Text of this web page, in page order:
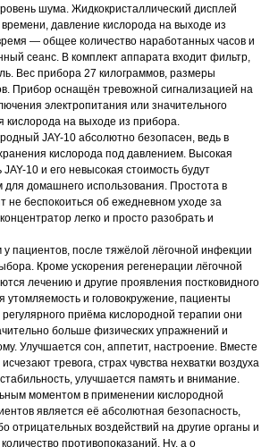
шума. Жидкокристаллический дисплей
давление кислорода на выходе из
— общее количество наработанных часов и
сеанс. В комплект аппарата входит фильтр,
Вес прибора 27 килограммов, размеры
Прибор оснащён тревожной сигнализацией на
электропитания или значительного
кислорода на выходе из прибора.
JAY-10 абсолютно безопасен, ведь в
кислорода под давлением. Высокая
10 и его невысокая стоимость будут
домашнего использования. Простота в
не беспокоиться об ежедневном уходе за
легко и просто разобрать и
пациентов, после тяжёлой лёгочной инфекции
Кроме ускорения регенерации лёгочной
лечению и другие проявления постковидного
утомляемость и головокружение, пациенты
приёма кислородной терапии они
больше физических упражнений и
Улучшается сон, аппетит, настроение. Вместе
тревога, страх чувства нехватки воздуха
улучшается память и внимание.
моментом в применении кислородной
является её абсолютная безопасность,
отрицательных воздействий на другие органы и
противопоказаний. Ну, а о